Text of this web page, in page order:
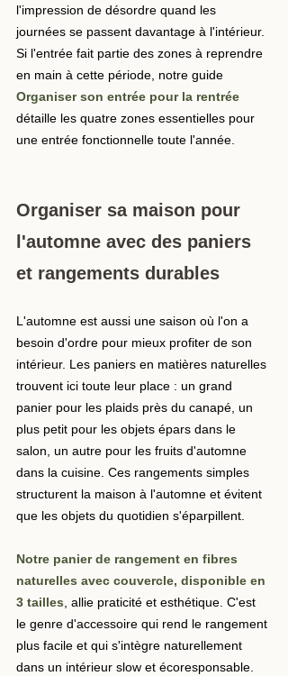
l'impression de désordre quand les
journées se passent davantage à l'intérieur.
Si l'entrée fait partie des zones à reprendre
en main à cette période, notre guide
Organiser son entrée pour la rentrée
détaille les quatre zones essentielles pour
une entrée fonctionnelle toute l'année.
Organiser sa maison pour
l'automne avec des paniers
et rangements durables
L'automne est aussi une saison où l'on a
besoin d'ordre pour mieux profiter de son
intérieur. Les paniers en matières naturelles
trouvent ici toute leur place : un grand
panier pour les plaids près du canapé, un
plus petit pour les objets épars dans le
salon, un autre pour les fruits d'automne
dans la cuisine. Ces rangements simples
structurent la maison à l'automne et évitent
que les objets du quotidien s'éparpillent.
Notre panier de rangement en fibres
naturelles avec couvercle, disponible en
3 tailles, allie praticité et esthétique. C'est
le genre d'accessoire qui rend le rangement
plus facile et qui s'intègre naturellement
dans un intérieur slow et écoresponsable.